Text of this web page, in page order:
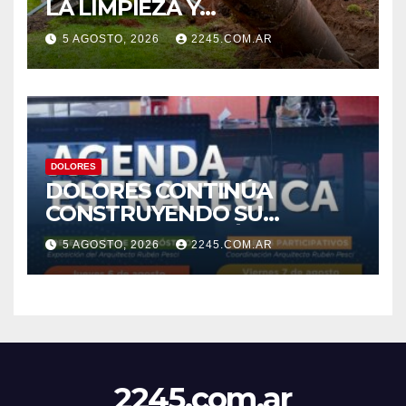
LA LIMPIEZA Y
MANTENIMIENTO DE
DESAGÜES
5 AGOSTO, 2026 2245.COM.AR
DOLORES
DOLORES CONTINÚA
CONSTRUYENDO SU
AGENDA ESTRATÉGICA CON
NUEVAS JORNADAS
PARTICIPATIVAS
5 AGOSTO, 2026 2245.COM.AR